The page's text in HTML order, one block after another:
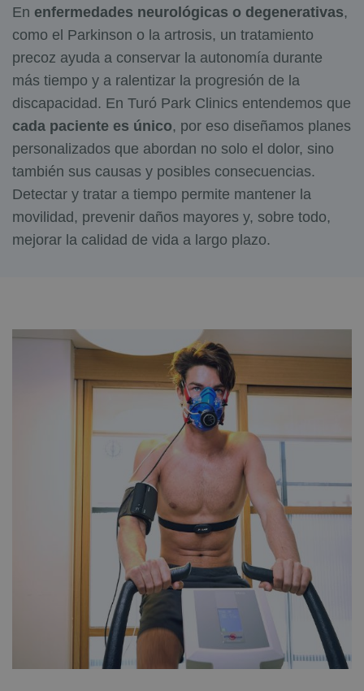
En enfermedades neurológicas o degenerativas,
como el Parkinson o la artrosis, un tratamiento
precoz ayuda a conservar la autonomía durante
más tiempo y a ralentizar la progresión de la
discapacidad. En Turó Park Clinics entendemos que
cada paciente es único, por eso diseñamos planes
personalizados que abordan no solo el dolor, sino
también sus causas y posibles consecuencias.
Detectar y tratar a tiempo permite mantener la
movilidad, prevenir daños mayores y, sobre todo,
mejorar la calidad de vida a largo plazo.